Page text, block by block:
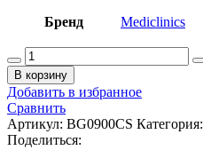
Бренд Mediclinics
Количество
товара
MEDICLINICS
Поручень
откидной
с
держателем
В корзину
Добавить в избранное
Сравнить
Артикул: BG0900CS Категория:
Поделиться: